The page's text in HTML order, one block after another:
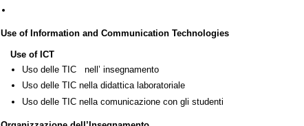
Use of Information and Communication Technologies
Use of ICT
Uso delle TIC nell’ insegnamento
Uso delle TIC nella didattica laboratoriale
Uso delle TIC nella comunicazione con gli studenti